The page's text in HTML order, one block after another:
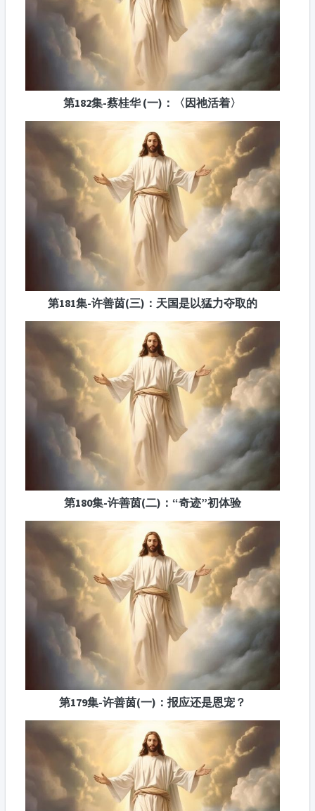
第182集-蔡桂华 (一)：〈因祂活着〉
第181集-许善茵(三)：天国是以猛力夺取的
第180集-许善茵(二)：“奇迹”初体验
第179集-许善茵(一)：报应还是恩宠？